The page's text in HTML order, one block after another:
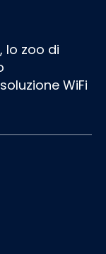
lo zoo di
WiFi